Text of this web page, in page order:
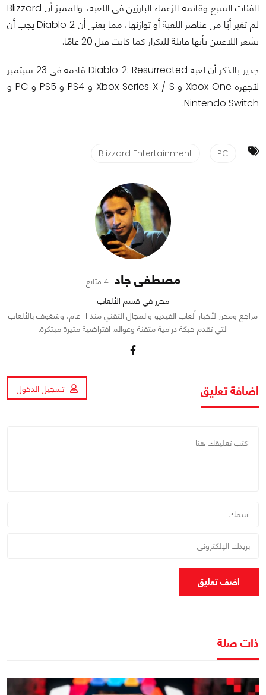
الفئات السبع وقائمة الزعماء البارزين في اللعبة، والمميز أن Blizzard
لم تغير أيًا من عناصر اللعبة أو توازنها، مما يعني أن Diablo 2 يجب أن
تشعر اللاعبين بأنها قابلة للتكرار كما كانت قبل 20 عامًا.
جدير بالذكر أن لعبة Diablo 2: Resurrected قادمة في 23 سبتمبر
لأجهزة Xbox One و Xbox Series X / S و PS4 و PS5 و PC و
Nintendo Switch.
PC
Blizzard Entertainment
مصطفى جاد 4 متابع
محرر في قسم الألعاب
مراجع ومحرر لأخبار ألعاب الفيديو والمجال التقني منذ 11 عام، وشغوف بالألعاب
التي تقدم حبكة درامية متقنة وعوالم افتراضية مثيرة مبتكرة.
اضافة تعليق تسجيل الدخول
اضف تعليق
ذات صلة